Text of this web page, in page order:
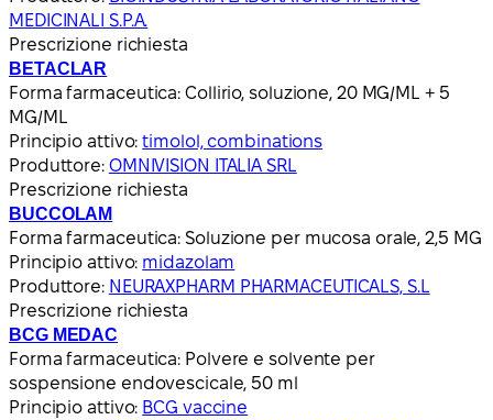
MEDICINALI S.P.A.
Prescrizione richiesta
BETACLAR
Forma farmaceutica: Collirio, soluzione, 20 MG/ML + 5
MG/ML
Principio attivo:timolol, combinations
Produttore: OMNIVISION ITALIA SRL
Prescrizione richiesta
BUCCOLAM
Forma farmaceutica: Soluzione per mucosa orale, 2,5 MG
Principio attivo: midazolam
Produttore: NEURAXPHARM PHARMACEUTICALS, S.L
Prescrizione richiesta
BCG MEDAC
Forma farmaceutica: Polvere e solvente per
sospensione endovescicale, 50 ml
Principio attivo: BCG vaccine